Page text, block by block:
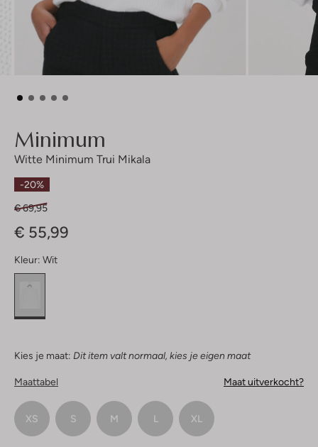
Minimum
Witte Minimum Trui Mikala
-20%
€ 69,95
€ 55,99
Kleur: Wit
Kies je maat: Dit item valt normaal, kies je eigen maat
Maattabel Maat uitverkocht?
XS S M L XL